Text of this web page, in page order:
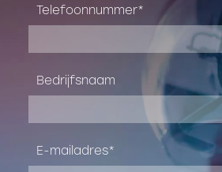
Telefoonnummer
Bedrijfsnaam
E-mailadres